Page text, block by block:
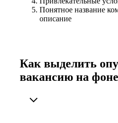
Понятное название
описание
Как выделить
вакансию на